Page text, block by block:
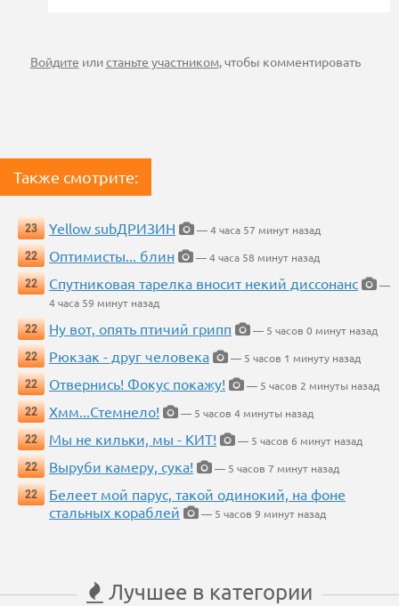
Войдите илистаньте участником, чтобы комментировать
Также смотрите:
23 Yellow subДРИЗИН
— 4 часа 57 минут назад
22
Оптимисты... блин
— 4 часа 58 минут назад
22
Спутниковая тарелка вносит некий диссонанс
—
4 часа 59 минут назад
22
Ну вот, опять птичий грипп
— 5 часов 0 минут назад
22
Рюкзак - друг человека
— 5 часов 1 минуту назад
22
Отвернись! Фокус покажу!
— 5 часов 2 минуты назад
22
Хмм...Стемнело!
— 5 часов 4 минуты назад
22
Мы не кильки, мы - КИТ!
— 5 часов 6 минут назад
22
Выруби камеру, сука!
— 5 часов 7 минут назад
22
Белеет мой парус, такой одинокий, на фоне
стальных кораблей
— 5 часов 9 минут назад
Лучшее в категории